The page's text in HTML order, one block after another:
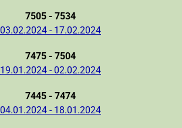
7505 - 7534
03.02.2024 - 17.02.2024
7475 - 7504
19.01.2024 - 02.02.2024
7445 - 7474
04.01.2024 - 18.01.2024